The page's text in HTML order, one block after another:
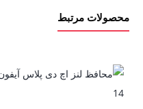
محصولات مرتبط